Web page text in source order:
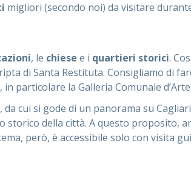
migliori (secondo noi) da visitare
, le chiese e i quartieri storici.
di Santa Restituta. Consigliamo di
, in particolare la Galleria Comunale
, da cui si gode di un panorama su
storico della città. A questo
però, è accessibile solo con visita